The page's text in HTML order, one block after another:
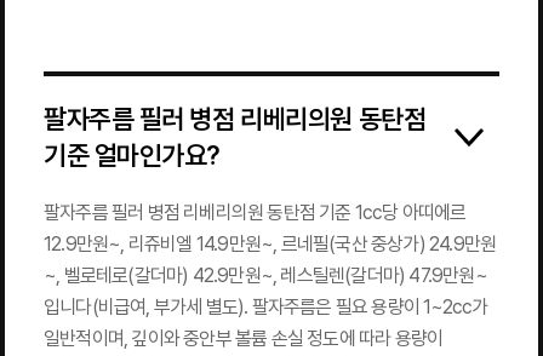
팔자주름 필러 병점 리베리의원 동탄점
기준 얼마인가요?
팔자주름 필러 병점 리베리의원 동탄점 기준 1cc당 아띠에르
12.9만원~, 리쥬비엘 14.9만원~, 르네필(국산 중상가) 24.9만원
~, 벨로테로(갈더마) 42.9만원~, 레스틸렌(갈더마) 47.9만원~
입니다(비급여, 부가세 별도). 팔자주름은 필요 용량이 1~2cc가
일반적이며, 깊이와 중안부 볼륨 손실 정도에 따라 용량이